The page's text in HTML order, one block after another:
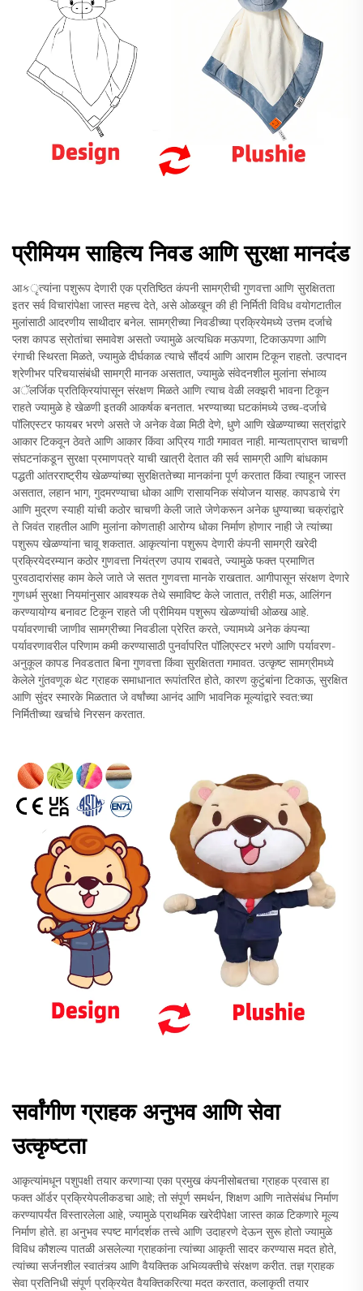
प्रीमियम साहित्य निवड आणि सुरक्षा मानदंड
आકृत्यांना पशुरूप देणारी एक प्रतिष्ठित कंपनी सामग्रीची गुणवत्ता आणि सुरक्षितता
इतर सर्व विचारांपेक्षा जास्त महत्त्व देते, असे ओळखून की ही निर्मिती विविध वयोगटातील
मुलांसाठी आदरणीय साथीदार बनेल. सामग्रीच्या निवडीच्या प्रक्रियेमध्ये उत्तम दर्जाचे
प्लश कापड स्रोतांचा समावेश असतो ज्यामुळे अत्यधिक मऊपणा, टिकाऊपणा आणि
रंगाची स्थिरता मिळते, ज्यामुळे दीर्घकाळ त्याचे सौंदर्य आणि आराम टिकून राहतो. उत्पादन
श्रेणीभर परिचयासंबंधी सामग्री मानक असतात, ज्यामुळे संवेदनशील मुलांना संभाव्य
अॅलर्जिक प्रतिक्रियांपासून संरक्षण मिळते आणि त्याच वेळी लक्झरी भावना टिकून
राहते ज्यामुळे हे खेळणी इतकी आकर्षक बनतात. भरण्याच्या घटकांमध्ये उच्च-दर्जाचे
पॉलिएस्टर फायबर भरणे असते जे अनेक वेळा मिठी देणे, धुणे आणि खेळण्याच्या सत्रांद्वारे
आकार टिकवून ठेवते आणि आकार किंवा अप्रिय गाठी गमावत नाही. मान्यताप्राप्त चाचणी
संघटनांकडून सुरक्षा प्रमाणपत्रे याची खात्री देतात की सर्व सामग्री आणि बांधकाम
पद्धती आंतरराष्ट्रीय खेळण्यांच्या सुरक्षिततेच्या मानकांना पूर्ण करतात किंवा त्याहून जास्त
असतात, लहान भाग, गुदमरण्याचा धोका आणि रासायनिक संयोजन यासह. कापडाचे रंग
आणि मुद्रण स्याही यांची कठोर चाचणी केली जाते जेणेकरून अनेक धुण्याच्या चक्रांद्वारे
ते जिवंत राहतील आणि मुलांना कोणताही आरोग्य धोका निर्माण होणार नाही जे त्यांच्या
पशुरूप खेळण्यांना चावू शकतात. आकृत्यांना पशुरूप देणारी कंपनी सामग्री खरेदी
प्रक्रियेदरम्यान कठोर गुणवत्ता नियंत्रण उपाय राबवते, ज्यामुळे फक्त प्रमाणित
पुरवठादारांसह काम केले जाते जे सतत गुणवत्ता मानके राखतात. आगीपासून संरक्षण देणारे
गुणधर्म सुरक्षा नियमांनुसार आवश्यक तेथे समाविष्ट केले जातात, तरीही मऊ, आलिंगन
करण्यायोग्य बनावट टिकून राहते जी प्रीमियम पशुरूप खेळण्यांची ओळख आहे.
पर्यावरणाची जाणीव सामग्रीच्या निवडीला प्रेरित करते, ज्यामध्ये अनेक कंपन्या
पर्यावरणावरील परिणाम कमी करण्यासाठी पुनर्वापरित पॉलिएस्टर भरणे आणि पर्यावरण-
अनुकूल कापड निवडतात बिना गुणवत्ता किंवा सुरक्षितता गमावत. उत्कृष्ट सामग्रीमध्ये
केलेले गुंतवणूक थेट ग्राहक समाधानात रूपांतरित होते, कारण कुटुंबांना टिकाऊ, सुरक्षित
आणि सुंदर स्मारके मिळतात जे वर्षांच्या आनंद आणि भावनिक मूल्यांद्वारे स्वत:च्या
निर्मितीच्या खर्चाचे निरसन करतात.
सर्वांगीण ग्राहक अनुभव आणि सेवा
उत्कृष्टता
आकृत्यांमधून पशुपक्षी तयार करणाऱ्या एका प्रमुख कंपनीसोबतचा ग्राहक प्रवास हा
फक्त ऑर्डर प्रक्रियेपलीकडचा आहे; तो संपूर्ण समर्थन, शिक्षण आणि नातेसंबंध निर्माण
करण्यापर्यंत विस्तारलेला आहे, ज्यामुळे प्राथमिक खरेदीपेक्षा जास्त काळ टिकणारे मूल्य
निर्माण होते. हा अनुभव स्पष्ट मार्गदर्शक तत्त्वे आणि उदाहरणे देऊन सुरू होतो ज्यामुळे
विविध कौशल्य पातळी असलेल्या ग्राहकांना त्यांच्या आकृती सादर करण्यास मदत होते,
त्यांच्या सर्जनशील स्वातंत्र्य आणि वैयक्तिक अभिव्यक्तीचे संरक्षण करीत. तज्ञ ग्राहक
सेवा प्रतिनिधी संपूर्ण प्रक्रियेत वैयक्तिकरित्या मदत करतात, कलाकृती तयार